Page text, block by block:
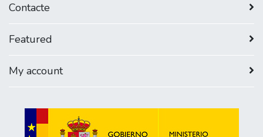
Contacte
Featured
My account